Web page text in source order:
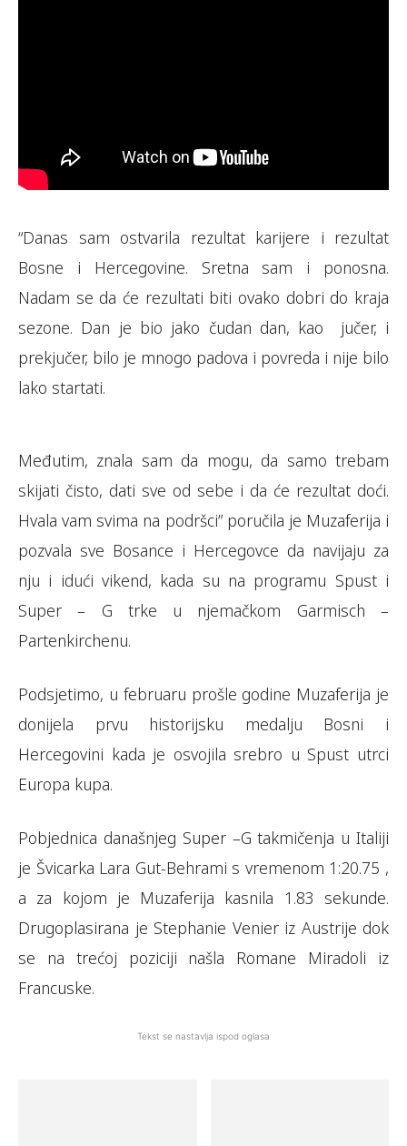
“Danas sam ostvarila rezultat karijere i rezultat
Bosne i Hercegovine. Sretna sam i ponosna.
Nadam se da će rezultati biti ovako dobri do kraja
sezone. Dan je bio jako čudan dan, kao jučer, i
prekjučer, bilo je mnogo padova i povreda i nije bilo
lako startati.
Međutim, znala sam da mogu, da samo trebam
skijati čisto, dati sve od sebe i da će rezultat doći.
Hvala vam svima na podršci” poručila je Muzaferija i
pozvala sve Bosance i Hercegovce da navijaju za
nju i idući vikend, kada su na programu Spust i
Super – G trke u njemačkom Garmisch –
Partenkirchenu.
Podsjetimo, u februaru prošle godine Muzaferija je
donijela prvu historijsku medalju Bosni i
Hercegovini kada je osvojila srebro u Spust utrci
Europa kupa.
Pobjednica današnjeg Super –G takmičenja u Italiji
je Švicarka Lara Gut-Behrami s vremenom 1:20.75 ,
a za kojom je Muzaferija kasnila 1.83 sekunde.
Drugoplasirana je Stephanie Venier iz Austrije dok
se na trećoj poziciji našla Romane Miradoli iz
Francuske.
Tekst se nastavlja ispod oglasa